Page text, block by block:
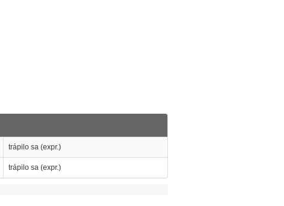
trápilo sa (expr.)
trápilo sa (expr.)